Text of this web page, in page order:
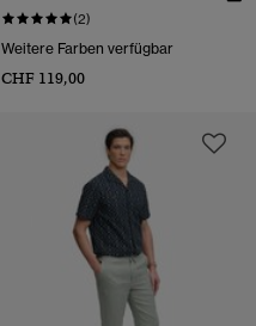
(2)
Weitere Farben verfügbar
CHF 119,00